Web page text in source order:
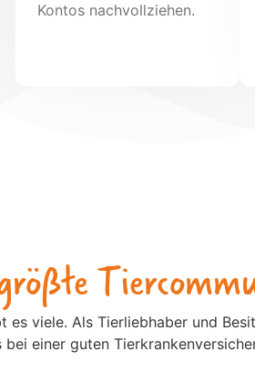
Kontos nachvollziehen.
es viele. Als Tierliebhaber und
einer guten